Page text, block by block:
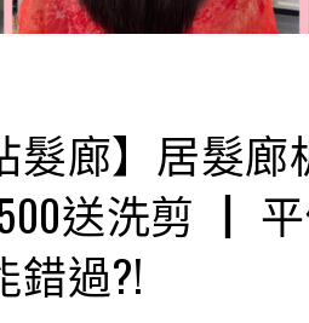
髮廊】居髮
送洗剪 ┃
錯過?!